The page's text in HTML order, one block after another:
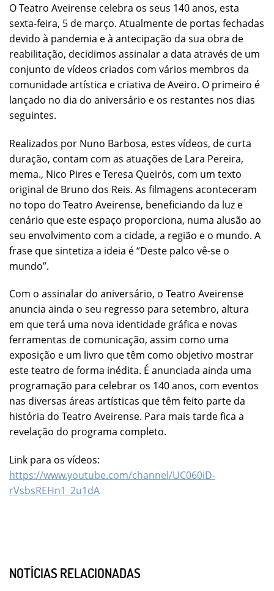
O Teatro Aveirense celebra os seus 140 anos, esta
sexta-feira, 5 de março. Atualmente de portas fechadas
devido à pandemia e à antecipação da sua obra de
reabilitação, decidimos assinalar a data através de um
conjunto de vídeos criados com vários membros da
comunidade artística e criativa de Aveiro. O primeiro é
lançado no dia do aniversário e os restantes nos dias
seguintes.
Realizados por Nuno Barbosa, estes vídeos, de curta
duração, contam com as atuações de Lara Pereira,
mema., Nico Pires e Teresa Queirós, com um texto
original de Bruno dos Reis. As filmagens aconteceram
no topo do Teatro Aveirense, beneficiando da luz e
cenário que este espaço proporciona, numa alusão ao
seu envolvimento com a cidade, a região e o mundo. A
frase que sintetiza a ideia é “Deste palco vê-se o
mundo”.
Com o assinalar do aniversário, o Teatro Aveirense
anuncia ainda o seu regresso para setembro, altura
em que terá uma nova identidade gráfica e novas
ferramentas de comunicação, assim como uma
exposição e um livro que têm como objetivo mostrar
este teatro de forma inédita. É anunciada ainda uma
programação para celebrar os 140 anos, com eventos
nas diversas áreas artísticas que têm feito parte da
história do Teatro Aveirense. Para mais tarde fica a
revelação do programa completo.
Link para os vídeos:
https://www.youtube.com/channel/UC060iD-
rVsbsREHn1_2u1dA
NOTÍCIAS RELACIONADAS